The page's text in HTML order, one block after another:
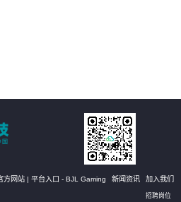
方网站 | 平台入口 - BJL Gaming 新闻资讯 加入我们
招聘岗位